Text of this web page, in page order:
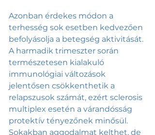
Azonban érdekes módon a
terhesség sok esetben kedvezően
befolyásolja a betegség aktivitását.
A harmadik trimeszter során
természetesen kialakuló
immunológiai változások
jelentősen csökkenthetik a
relapszusok számát, ezért sclerosis
multiplex esetén a várandósság
protektív tényezőnek minősül.
Sokakban aggodalmat kelthet, de